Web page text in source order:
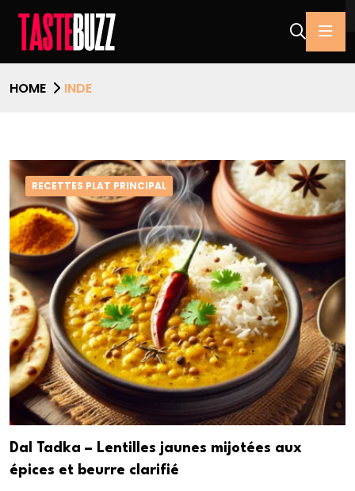
HOME INDE
RECETTES PLAT PRINCIPAL
Dal Tadka – Lentilles jaunes mijotées aux
épices et beurre clarifié